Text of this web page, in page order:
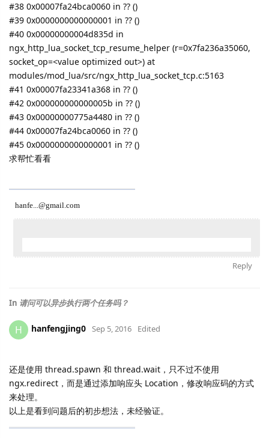
#38 0x00007fa24bca0060 in ?? ()
#39 0x0000000000000001 in ?? ()
#40 0x00000000004d835d in
ngx_http_lua_socket_tcp_resume_helper (r=0x7fa236a35060,
socket_op=<value optimized out>) at
modules/mod_lua/src/ngx_http_lua_socket_tcp.c:5163
#41 0x00007fa23341a368 in ?? ()
#42 0x000000000000005b in ?? ()
#43 0x00000000775a4480 in ?? ()
#44 0x00007fa24bca0060 in ?? ()
#45 0x0000000000000001 in ?? ()
求帮忙看看
hanfe...@gmail.com
Reply
In 请问可以异步执行两个任务吗？
H hanfengjing0 Sep 5, 2016 Edited
还是使用 thread.spawn 和 thread.wait，只不过不使用
ngx.redirect，而是通过添加响应头 Location，修改响应码的方式
来处理。
以上是看到问题后的初步想法，未经验证。